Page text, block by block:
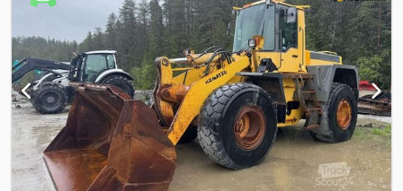
Volvo L30GS hjullastare från 2020. GS-versionen når en hastighet
på 30 km/h. Hjullastaren har endast cirka 1700 driftstimmar och
levereras med omfattande tillbehör. Kan levereras inom kort tid.
Driftstimmar: 109 Driftstimmar: 1700 Dcsdezdpt Sopfx Apvek
Besiktning: Nej EU-godkänd till: 2026-08-05 Egenvikt: 2010 Modell:
L30GS = Ytterligare information = Serienummer:
WV1ZZZ2DZ6H01xxxx Kontakta ATS Norway för ytterligare
information.